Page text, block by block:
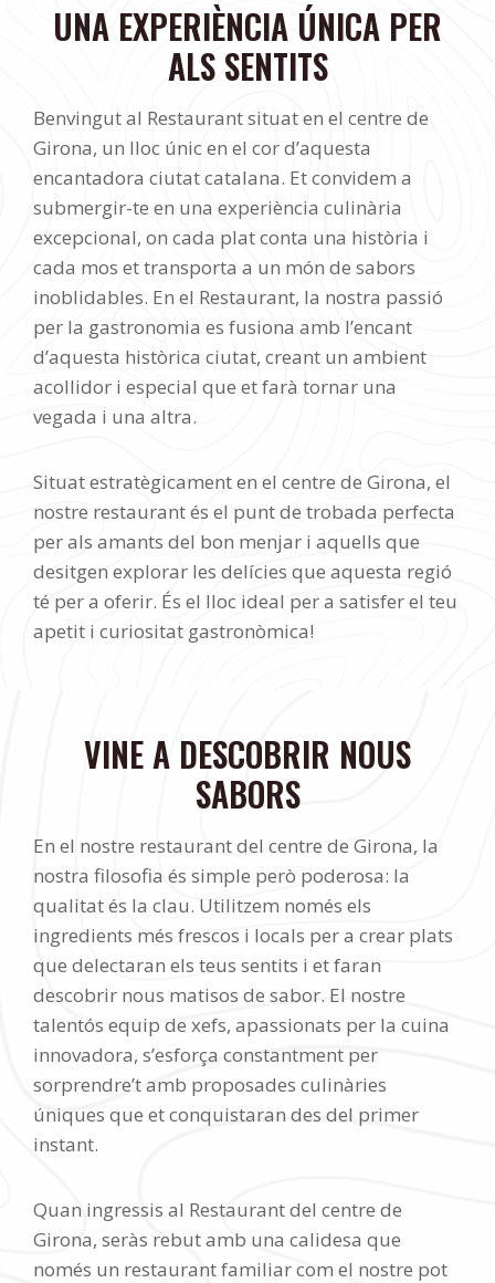
UNA EXPERIÈNCIA ÚNICA PER
ALS SENTITS
Benvingut al Restaurant situat en el centre de
Girona, un lloc únic en el cor d’aquesta
encantadora ciutat catalana. Et convidem a
submergir-te en una experiència culinària
excepcional, on cada plat conta una història i
cada mos et transporta a un món de sabors
inoblidables. En el Restaurant, la nostra passió
per la gastronomia es fusiona amb l’encant
d’aquesta històrica ciutat, creant un ambient
acollidor i especial que et farà tornar una
vegada i una altra.
Situat estratègicament en el centre de Girona, el
nostre restaurant és el punt de trobada perfecta
per als amants del bon menjar i aquells que
desitgen explorar les delícies que aquesta regió
té per a oferir. És el lloc ideal per a satisfer el teu
apetit i curiositat gastronòmica!
VINE A DESCOBRIR NOUS
SABORS
En el nostre restaurant del centre de Girona, la
nostra filosofia és simple però poderosa: la
qualitat és la clau. Utilitzem només els
ingredients més frescos i locals per a crear plats
que delectaran els teus sentits i et faran
descobrir nous matisos de sabor. El nostre
talentós equip de xefs, apassionats per la cuina
innovadora, s’esforça constantment per
sorprendre’t amb proposades culinàries
úniques que et conquistaran des del primer
instant.
Quan ingressis al Restaurant del centre de
Girona, seràs rebut amb una calidesa que
només un restaurant familiar com el nostre pot